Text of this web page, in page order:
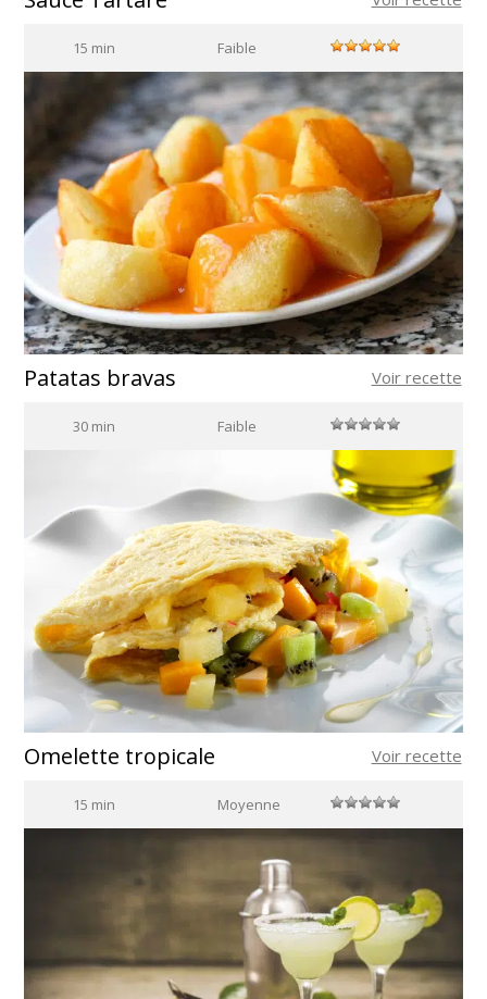
15 min Faible
Patatas bravas Voir recette
30 min Faible
Omelette tropicale Voir recette
15 min Moyenne